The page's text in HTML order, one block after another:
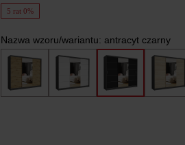
5 rat 0%
Nazwa wzoru/wariantu: antracyt czarny